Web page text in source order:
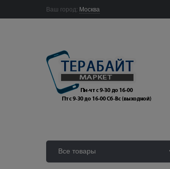
Ваш город: Москва
Все товары